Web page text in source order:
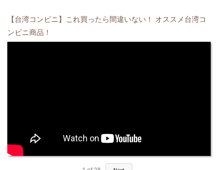
【台湾コンビニ】これ買ったら間違いない！ オススメ台湾コ
ンビニ商品！